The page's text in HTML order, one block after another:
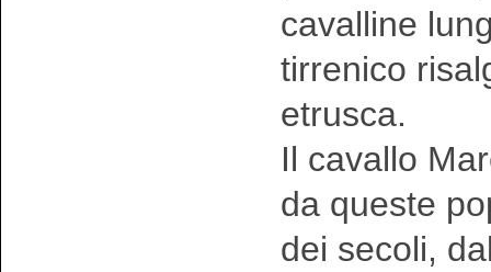
cavalline
tirrenico
etrusca.
Il cavallo
da queste
dei secoli,